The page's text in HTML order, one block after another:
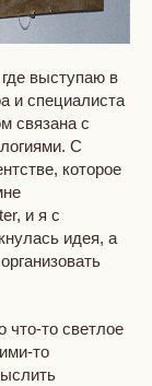
выступаю в
и специалиста
связана с
С
которое
и я с
идея, а
что-то светлое
то